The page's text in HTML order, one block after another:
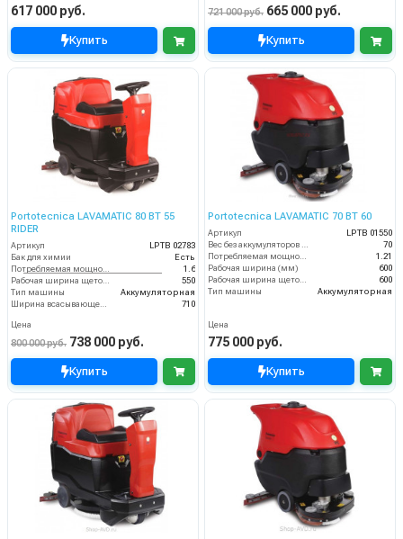
617 000 руб.
Купить
721 000 руб. 665 000 руб.
Купить
Portotecnica LAVAMATIC 80 BT 55
RIDER
Артикул
LPTB 02783
Бак для химии
Есть
1.6
550
Тип машины
Аккумуляторная
710
Цена
800 000 руб. 738 000 руб.
Купить
Portotecnica LAVAMATIC 70 BT 60
Артикул
LPTB 01550
70
1.21
Рабочая ширина (мм)
600
600
Тип машины
Аккумуляторная
Цена
775 000 руб.
Купить